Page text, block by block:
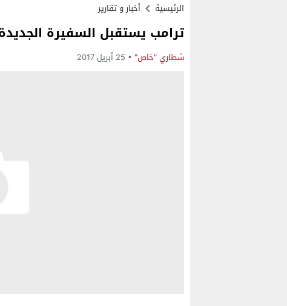
الرئيسية أخبار و تقارير
ترامب يستقبل السفيرة الجديدة
شطاري "خاص" 25 أبريل 2017